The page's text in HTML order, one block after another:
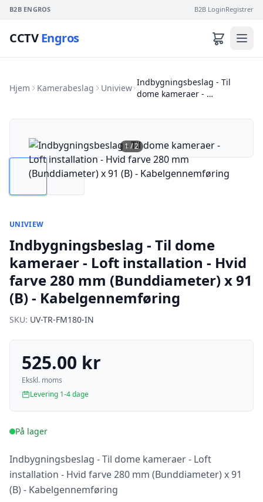
B2B ENGROS B2B LoginRegistrer
CCTVEngros
Hjem Kamerabeslag Uniview
Indbygningsbeslag - Til
dome kameraer - …
1/2
UNIVIEW
Indbygningsbeslag - Til dome
kameraer - Loft installation - Hvid
farve 280 mm (Bunddiameter) x 91
(B) - Kabelgennemføring
SKU: UV-TR-FM180-IN
525.00 kr
Ekskl. moms
Levering 1-4 dage
På lager
Indbygningsbeslag - Til dome kameraer - Loft
installation - Hvid farve 280 mm (Bunddiameter) x 91
(B) - Kabelgennemføring